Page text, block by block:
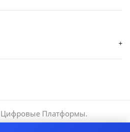
Цифровые Платформы.